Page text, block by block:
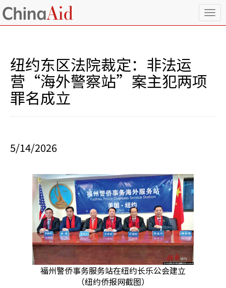
T
o
纽约东区法院裁定：非法运
营“海外警察站”案主犯两项
罪名成立
5/14/2026
福州警侨事务服务站在纽约长乐公会建立
（纽约侨报网截图）